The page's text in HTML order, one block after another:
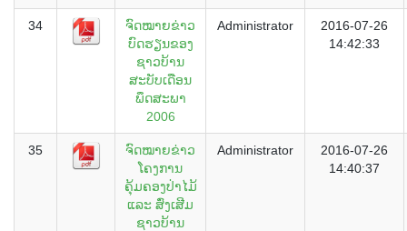
34
ຈົດໝາຍຂ່າວ
ບົດຮຽນຂອງ
ຊາວບ້ານ
ສະບັບເດືອນ
ພຶດສະພາ
2006
Administrator
2016-07-26
14:42:33
35
ຈົດໝາຍຂ່າວ
ໂຄງການ
ຄຸ້ມຄອງປ່າໄມ້
ແລະ ສົ່ງເສີມ
ຊາວບ້ານ
Administrator
2016-07-26
14:40:37